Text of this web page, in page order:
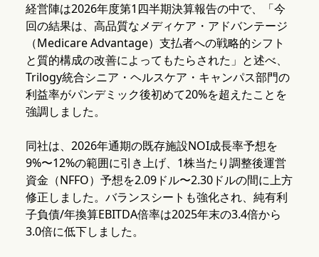
経営陣は2026年度第1四半期決算報告の中で、「今
回の結果は、高品質なメディケア・アドバンテージ
（Medicare Advantage）支払者への戦略的シフト
と質的構成の改善によってもたらされた」と述べ、
Trilogy統合シニア・ヘルスケア・キャンパス部門の
利益率がパンデミック後初めて20%を超えたことを
強調しました。
同社は、2026年通期の既存施設NOI成長率予想を
9%〜12%の範囲に引き上げ、1株当たり調整後運営
資金（NFFO）予想を2.09ドル〜2.30ドルの間に上方
修正しました。バランスシートも強化され、純有利
子負債/年換算EBITDA倍率は2025年末の3.4倍から
3.0倍に低下しました。